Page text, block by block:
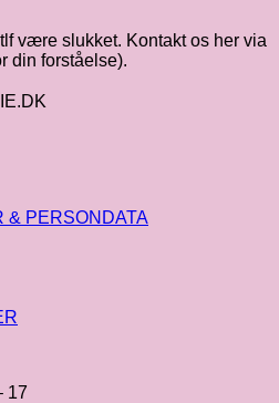
være slukket. Kontakt os her via
din forståelse).
& PERSONDATA
17